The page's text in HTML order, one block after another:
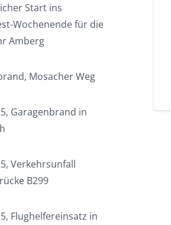
Start ins
Wochenende für die
Amberg
Mosacher Weg
Garagenbrand in
Verkehrsunfall
B299
Flughelfereinsatz in